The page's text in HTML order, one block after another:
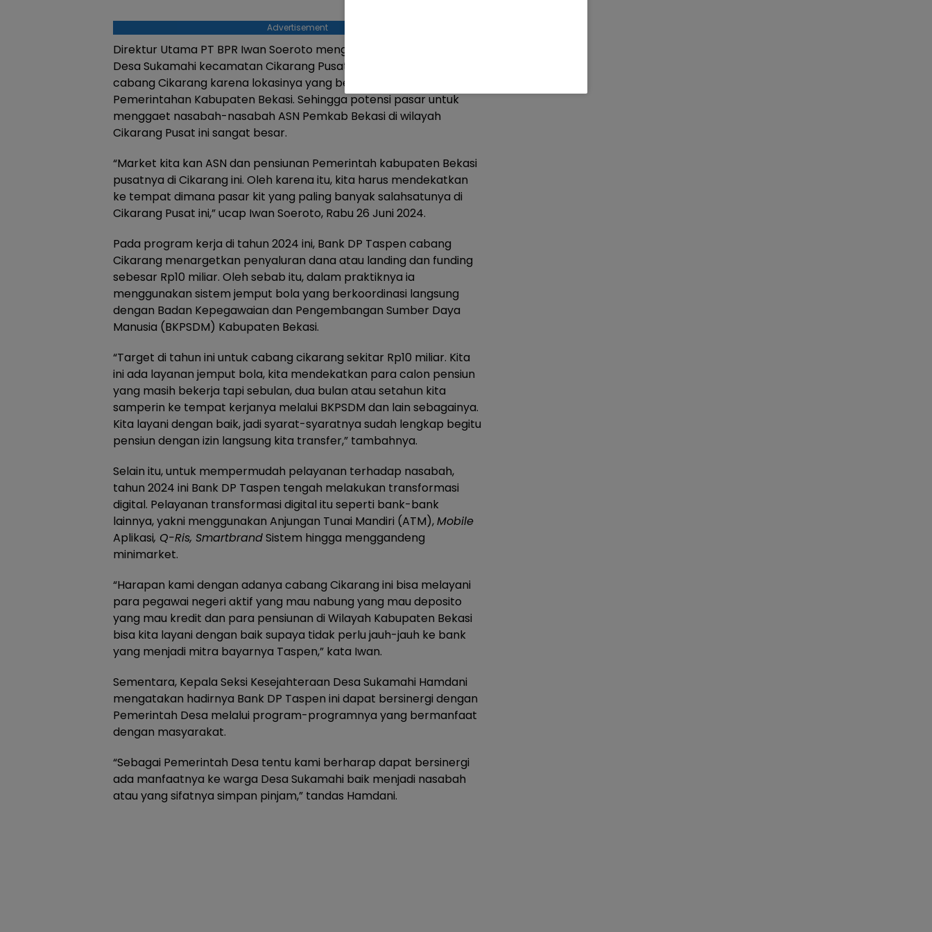
Advertisement
Direktur Utama PT BPR Iwan Soeroto mengatakan dipilihnya lokasi
Desa Sukamahi kecamatan Cikarang Pusat menjadi lokasi kantor
cabang Cikarang karena lokasinya yang berdekatan dengan pusat
Pemerintahan Kabupaten Bekasi. Sehingga potensi pasar untuk
menggaet nasabah-nasabah ASN Pemkab Bekasi di wilayah
Cikarang Pusat ini sangat besar.
“Market kita kan ASN dan pensiunan Pemerintah kabupaten Bekasi
pusatnya di Cikarang ini. Oleh karena itu, kita harus mendekatkan
ke tempat dimana pasar kit yang paling banyak salahsatunya di
Cikarang Pusat ini,” ucap Iwan Soeroto, Rabu 26 Juni 2024.
Pada program kerja di tahun 2024 ini, Bank DP Taspen cabang
Cikarang menargetkan penyaluran dana atau landing dan funding
sebesar Rp10 miliar. Oleh sebab itu, dalam praktiknya ia
menggunakan sistem jemput bola yang berkoordinasi langsung
dengan Badan Kepegawaian dan Pengembangan Sumber Daya
Manusia (BKPSDM) Kabupaten Bekasi.
“Target di tahun ini untuk cabang cikarang sekitar Rp10 miliar. Kita
ini ada layanan jemput bola, kita mendekatkan para calon pensiun
yang masih bekerja tapi sebulan, dua bulan atau setahun kita
samperin ke tempat kerjanya melalui BKPSDM dan lain sebagainya.
Kita layani dengan baik, jadi syarat-syaratnya sudah lengkap begitu
pensiun dengan izin langsung kita transfer,” tambahnya.
Selain itu, untuk mempermudah pelayanan terhadap nasabah,
tahun 2024 ini Bank DP Taspen tengah melakukan transformasi
digital. Pelayanan transformasi digital itu seperti bank-bank
lainnya, yakni menggunakan Anjungan Tunai Mandiri (ATM),Mobile
Aplikasi, Q-Ris, SmartbrandSistem hingga menggandeng
minimarket.
“Harapan kami dengan adanya cabang Cikarang ini bisa melayani
para pegawai negeri aktif yang mau nabung yang mau deposito
yang mau kredit dan para pensiunan di Wilayah Kabupaten Bekasi
bisa kita layani dengan baik supaya tidak perlu jauh-jauh ke bank
yang menjadi mitra bayarnya Taspen,” kata Iwan.
Sementara, Kepala Seksi Kesejahteraan Desa Sukamahi Hamdani
mengatakan hadirnya Bank DP Taspen ini dapat bersinergi dengan
Pemerintah Desa melalui program-programnya yang bermanfaat
dengan masyarakat.
“Sebagai Pemerintah Desa tentu kami berharap dapat bersinergi
ada manfaatnya ke warga Desa Sukamahi baik menjadi nasabah
atau yang sifatnya simpan pinjam,” tandas Hamdani.